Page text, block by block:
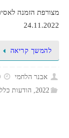
מצורפת הזמנה
24.11.2022
להמשך קריאה
אבנר הלחמי
2022
הודעות